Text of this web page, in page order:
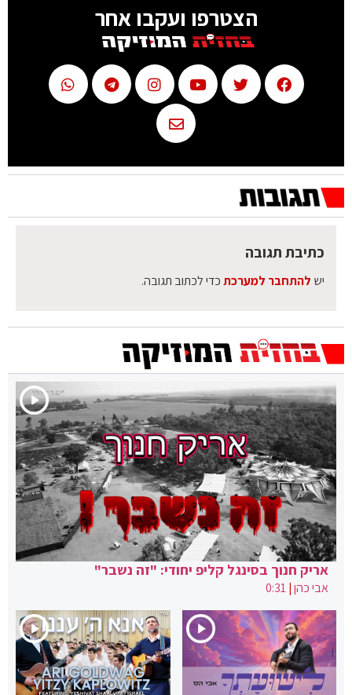
הצטרפו ועקבו אחר
כתיבת תגובה
יש להתחבר למערכתכדי לכתוב תגובה.
אריק חנוך בסינגל קליפ יחודי: "זה נשבר"
אבי כהן|
0:31